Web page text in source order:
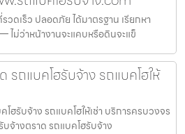
วดเร็ว ปลอดภัย ได้มาตรฐาน เรียกหา
ไม่ว่าหน้างานจะแคบหรือดินจะแข็
รถแบคโฮรับจ้าง รถแบคโฮให้
ฮรับจ้าง รถแบคโฮให้เช่า บริการครบวงจร
จ้างตราด รถแบคโฮรับจ้าง